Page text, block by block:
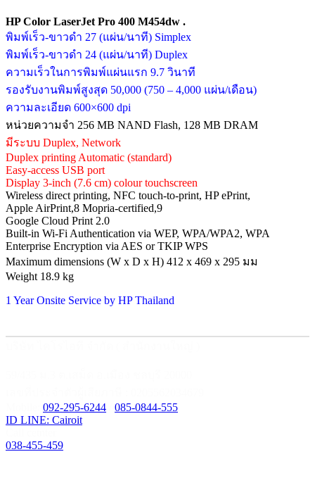
HP Color LaserJet Pro 400 M454dw .
พิมพ์เร็ว-ขาวดำ 27 (แผ่น/นาที) Simplex
พิมพ์เร็ว-ขาวดำ 24 (แผ่น/นาที) Duplex
ความเร็วในการพิมพ์แผ่นแรก 9.7 วินาที
รองรับงานพิมพ์สูงสุด 50,000 (750 – 4,000 แผ่น/เดือน)
ความละเอียด 600×600 dpi
หน่วยความจำ 256 MB NAND Flash, 128 MB DRAM
มีระบบ Duplex, Network
Duplex printing Automatic (standard)
Easy-access USB port
Display 3-inch (7.6 cm) colour touchscreen
Wireless direct printing, NFC touch-to-print, HP ePrint,
Apple AirPrint,8 Mopria-certified,9
Google Cloud Print 2.0
Built-in Wi-Fi Authentication via WEP, WPA/WPA2, WPA
Enterprise Encryption via AES or TKIP WPS
Maximum dimensions (W x D x H) 412 x 469 x 295 มม
Weight 18.9 kg
1 Year Onsite Service by HP Thailand
092-295-6244
085-0844-555
ID LINE: Cairoit
038-455-459